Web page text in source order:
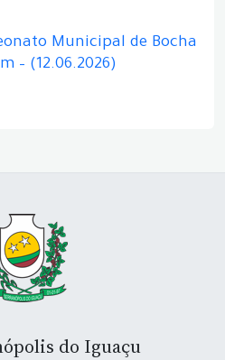
Municipal de Bocha
– (12.06.2026)
do Iguaçu